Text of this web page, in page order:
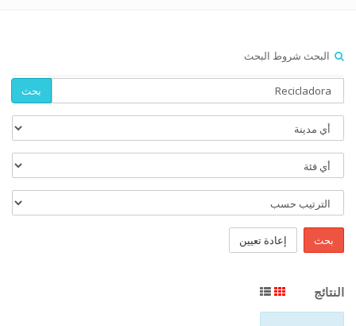
البحث شروط البحث
بحث
بحث إعادة تعيين
النتائج